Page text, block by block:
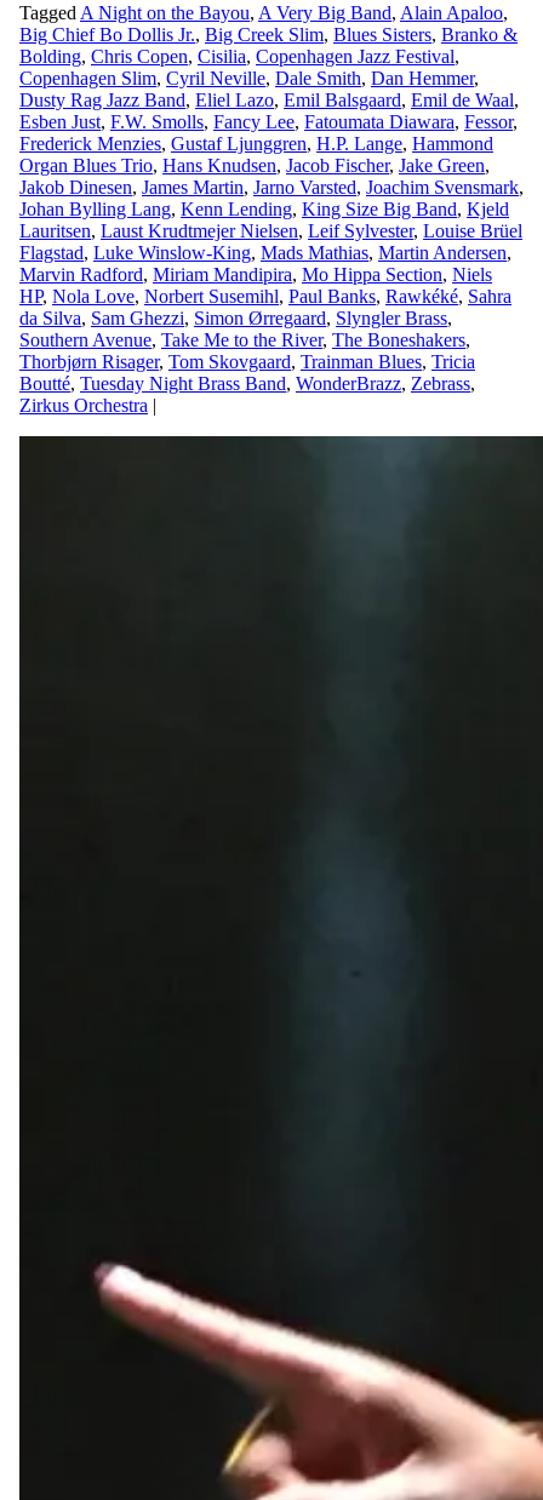
Tagged A Night on the Bayou, A Very Big Band, Alain Apaloo,
Big Chief Bo Dollis Jr., Big Creek Slim, Blues Sisters, Branko &
Bolding, Chris Copen, Cisilia, Copenhagen Jazz Festival,
Copenhagen Slim, Cyril Neville, Dale Smith, Dan Hemmer,
Dusty Rag Jazz Band, Eliel Lazo, Emil Balsgaard, Emil de Waal,
Esben Just, F.W. Smolls, Fancy Lee, Fatoumata Diawara, Fessor,
Frederick Menzies, Gustaf Ljunggren, H.P. Lange, Hammond
Organ Blues Trio, Hans Knudsen, Jacob Fischer, Jake Green,
Jakob Dinesen, James Martin, Jarno Varsted, Joachim Svensmark,
Johan Bylling Lang, Kenn Lending, King Size Big Band, Kjeld
Lauritsen, Laust Krudtmejer Nielsen, Leif Sylvester, Louise Brüel
Flagstad, Luke Winslow-King, Mads Mathias, Martin Andersen,
Marvin Radford, Miriam Mandipira, Mo Hippa Section, Niels
HP, Nola Love, Norbert Susemihl, Paul Banks, Rawkéké, Sahra
da Silva, Sam Ghezzi, Simon Ørregaard, Slyngler Brass,
Southern Avenue, Take Me to the River, The Boneshakers,
Thorbjørn Risager, Tom Skovgaard, Trainman Blues, Tricia
Boutté, Tuesday Night Brass Band, WonderBrazz, Zebrass,
Zirkus Orchestra |